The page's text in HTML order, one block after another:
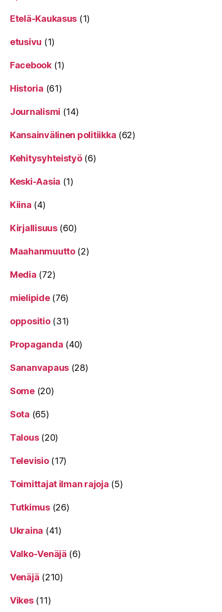
Etelä-Kaukasus (1)
etusivu (1)
Facebook(1)
Historia (61)
Journalismi (14)
Kansainvälinen politiikka (62)
Kehitysyhteistyö(6)
Keski-Aasia (1)
Kiina (4)
Kirjallisuus(60)
Maahanmuutto(2)
Media (72)
mielipide(76)
oppositio(31)
Propaganda (40)
Sananvapaus (28)
Some(20)
Sota (65)
Talous(20)
Televisio(17)
Toimittajat ilman rajoja (5)
Tutkimus(26)
Ukraina (41)
Valko-Venäjä (6)
Venäjä (210)
Vikes(11)